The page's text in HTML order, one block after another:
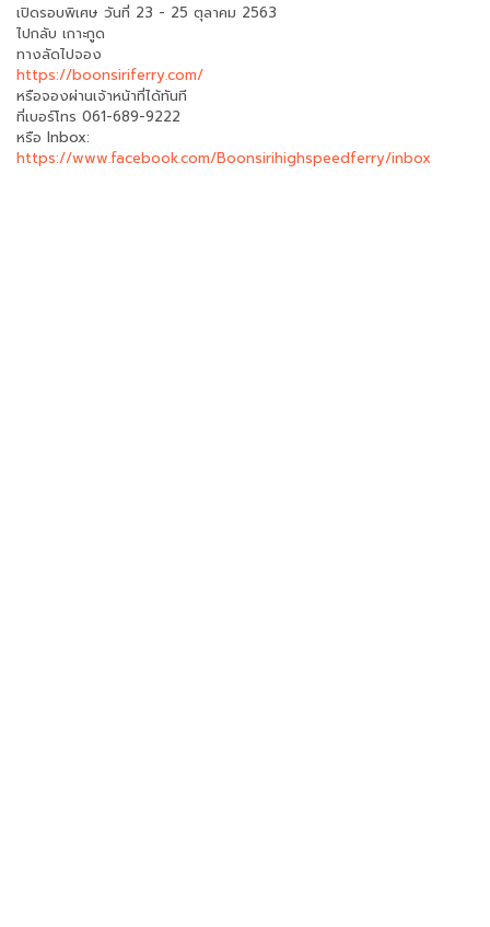
เปิดรอบพิเศษ วันที่ 23 - 25 ตุลาคม 2563
ไปกลับ เกาะกูด
ทางลัดไปจอง
https://boonsiriferry.com/
หรือจองผ่านเจ้าหน้าที่ได้ทันที
ที่เบอร์โทร 061-689-9222
หรือ Inbox:
https://www.facebook.com/Boonsirihighspeedferry/inbox